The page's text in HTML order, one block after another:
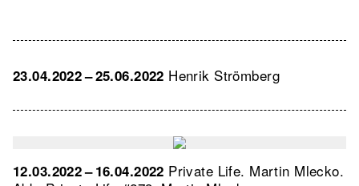
23.04.2022 – 25.06.2022 Henrik Strömberg
12.03.2022 – 16.04.2022 Private Life. Martin Mlecko.